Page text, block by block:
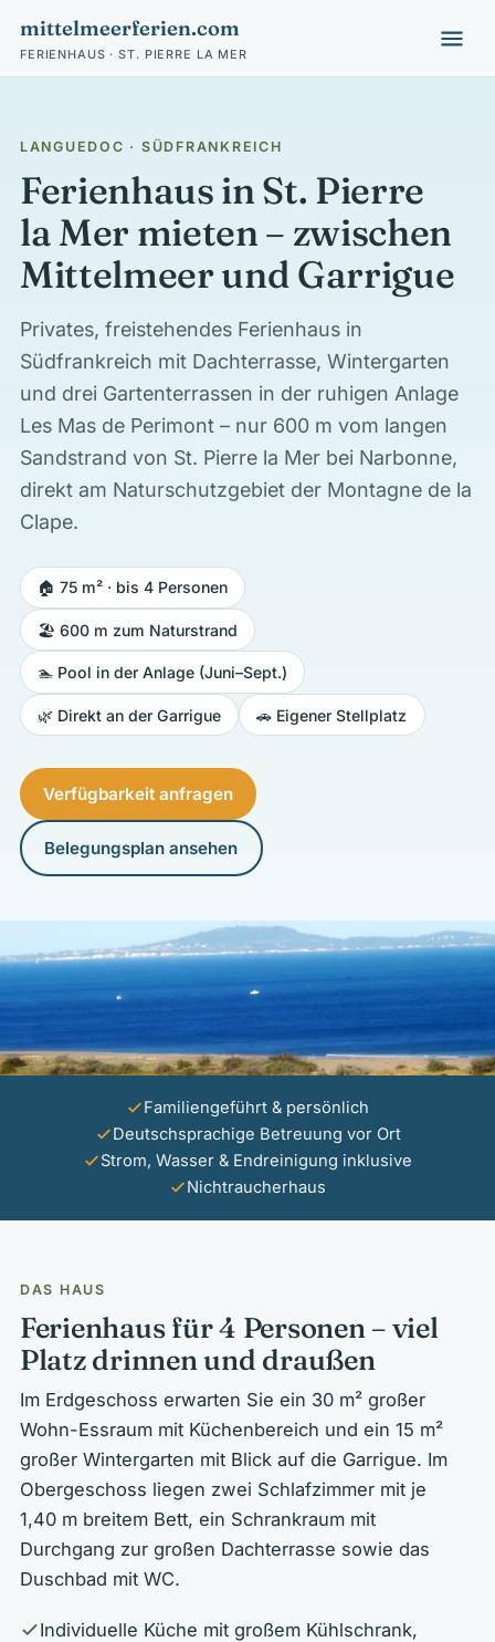
mittelmeerferien.com
FERIENHAUS · ST. PIERRE LA MER
LANGUEDOC · SÜDFRANKREICH
Ferienhaus in St. Pierre
la Mer mieten – zwischen
Mittelmeer und Garrigue
Privates, freistehendes Ferienhaus in
Südfrankreich mit Dachterrasse, Wintergarten
und drei Gartenterrassen in der ruhigen Anlage
Les Mas de Perimont – nur 600 m vom langen
Sandstrand von St. Pierre la Mer bei Narbonne,
direkt am Naturschutzgebiet der Montagne de la
Clape.
🏠 75 m² · bis 4 Personen
🏖️ 600 m zum Naturstrand
🏊 Pool in der Anlage (Juni–Sept.)
🌿 Direkt an der Garrigue 🚗 Eigener Stellplatz
Verfügbarkeit anfragen
Belegungsplan ansehen
Familiengeführt & persönlich
Deutschsprachige Betreuung vor Ort
Strom, Wasser & Endreinigung inklusive
Nichtraucherhaus
DAS HAUS
Ferienhaus für 4 Personen – viel
Platz drinnen und draußen
Im Erdgeschoss erwarten Sie ein 30 m² großer
Wohn-Essraum mit Küchenbereich und ein 15 m²
großer Wintergarten mit Blick auf die Garrigue. Im
Obergeschoss liegen zwei Schlafzimmer mit je
1,40 m breitem Bett, ein Schrankraum mit
Durchgang zur großen Dachterrasse sowie das
Duschbad mit WC.
Individuelle Küche mit großem Kühlschrank,